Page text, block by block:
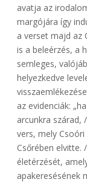
avatja az
margójára így
a verset majd az
is a beleérzés, a
semleges,
helyezkedve
az evidenciák:
arcunkra szárad,
vers, mely
Csőrében elvitte.
életérzését,
apakeresésének